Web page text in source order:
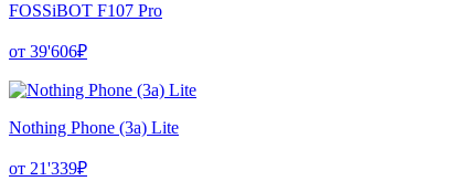
FOSSiBOT F107 Pro
от 39'606₽
Nothing Phone (3a) Lite
от 21'339₽